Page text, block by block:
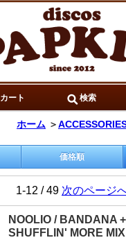
カート 検索
ホーム ＞
価格順
1-12 / 49 次のページ
NOOLIO / BANDANA +
SHUFFLIN' MORE MIX